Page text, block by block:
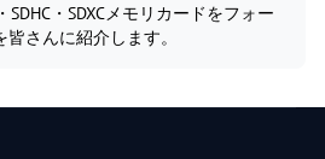
・SDXCメモリカードをフォー
さんに紹介します。